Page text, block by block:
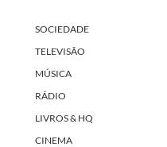
SOCIEDADE
TELEVISÃO
MÚSICA
RÁDIO
LIVROS & HQ
CINEMA